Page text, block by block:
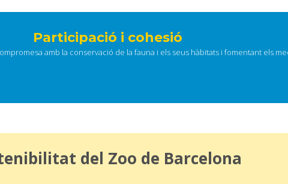
Participació i cohesió
amb la conservació de la fauna i els seus hàbitats i fomentant els
del Zoo de Barcelona